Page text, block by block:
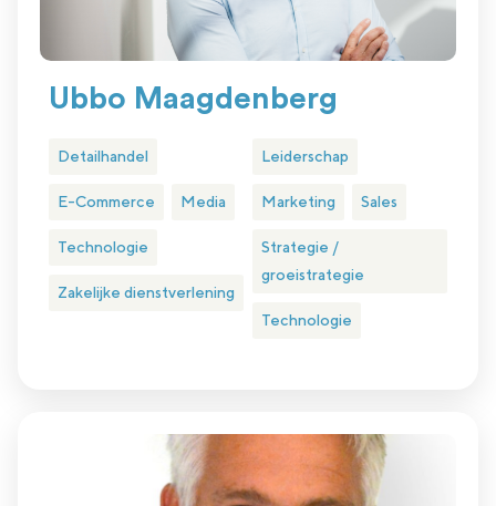
Ubbo Maagdenberg
Detailhandel
E-Commerce Media
Technologie
Zakelijke dienstverlening
Leiderschap
Marketing Sales
Strategie /
groeistrategie
Technologie